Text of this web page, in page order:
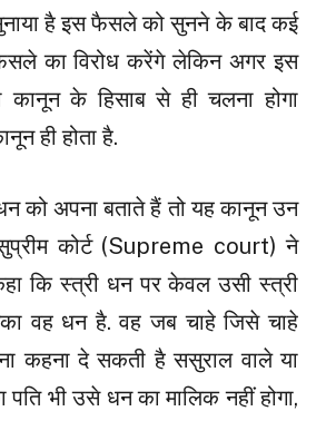
है इस फैसले को सुनने के बाद कई
का विरोध करेंगे लेकिन अगर इस
के हिसाब से ही चलना होगा
ही होता है.
को अपना बताते हैं तो यह कानून उन
कोर्ट (Supreme court) ने
कि स्त्री धन पर केवल उसी स्त्री
वह धन है. वह जब चाहे जिसे चाहे
कहना दे सकती है ससुराल वाले या
भी उसे धन का मालिक नहीं होगा,